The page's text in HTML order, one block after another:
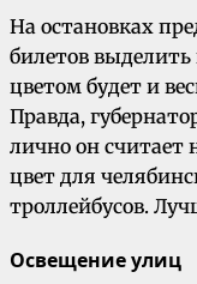
На остановках
билетов
цветом будет и
Правда,
лично он считает
цвет для
троллейбусов.
Освещение улиц